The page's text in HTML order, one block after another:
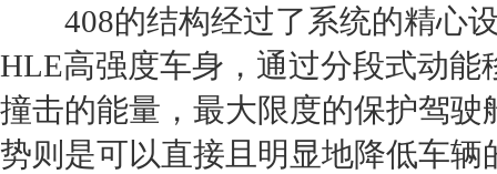
408的结构经过了系统的精心设
HLE高强度车身，通过分段式动
撞击的能量，最大限度的保护驾
势则是可以直接且明显地降低车